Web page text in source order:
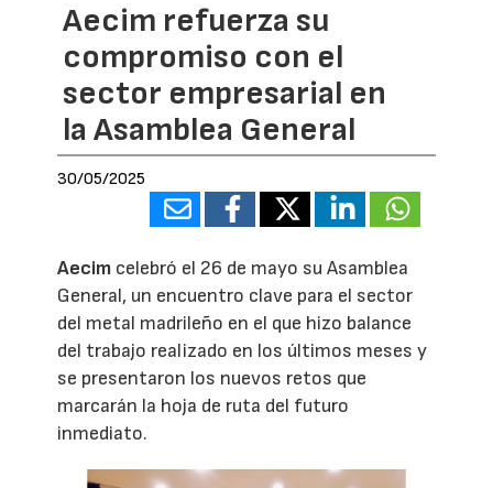
Aecim refuerza su
compromiso con el
sector empresarial en
la Asamblea General
30/05/2025
Aecim celebró el 26 de mayo su Asamblea
General, un encuentro clave para el sector
del metal madrileño en el que hizo balance
del trabajo realizado en los últimos meses y
se presentaron los nuevos retos que
marcarán la hoja de ruta del futuro
inmediato.